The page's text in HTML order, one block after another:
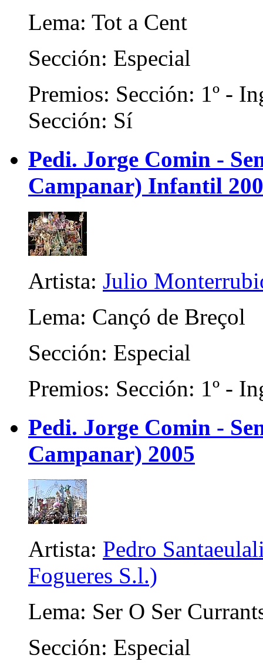
Lema: Tot a Cent
Sección: Especial
Premios: Sección: 1º -
Sección: Sí
Pedi. Jorge Comin -
Campanar) Infantil
Artista: Julio
Lema: Cançó de Breçol
Sección: Especial
Premios: Sección: 1º -
Pedi. Jorge Comin -
Campanar) 2005
Artista: Pedro
Fogueres S.l.)
Lema: Ser O Ser
Sección: Especial